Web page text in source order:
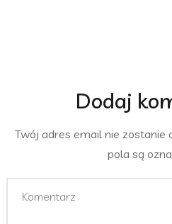
Dodaj
Twój adres email nie zostanie
pola są